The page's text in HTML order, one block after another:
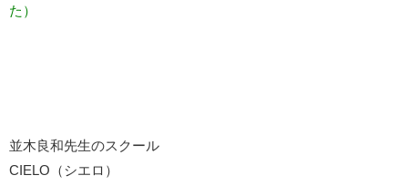
た）
並木良和先生のスクール
CIELO（シエロ）